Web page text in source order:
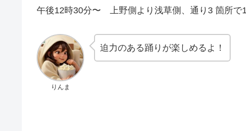
午後12時30分〜 上野側より浅草側、通り3 箇所で
りんま
迫力のある踊りが楽しめるよ！